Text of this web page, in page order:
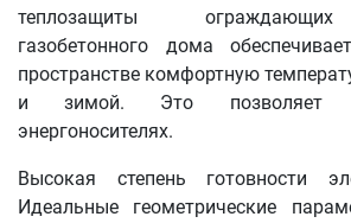
теплозащиты
газобетонного дома
пространстве комфортную
и зимой. Это позволяет
энергоносителях.
Высокая степень готовности
Идеальные геометрические